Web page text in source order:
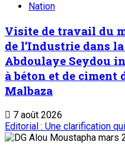
Nation
Visite de travail du
de l’Industrie dans
Abdoulaye Seydou
à béton et de ciment
Malbaza
7 août 2026
Editorial : Une clarification